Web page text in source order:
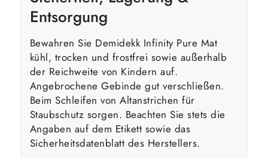
Entsorgung
Bewahren Sie Demidekk Infinity Pure Mat
kühl, trocken und frostfrei sowie außerhalb
der Reichweite von Kindern auf.
Angebrochene Gebinde gut verschließen.
Beim Schleifen von Altanstrichen für
Staubschutz sorgen. Beachten Sie stets die
Angaben auf dem Etikett sowie das
Sicherheitsdatenblatt des Herstellers.